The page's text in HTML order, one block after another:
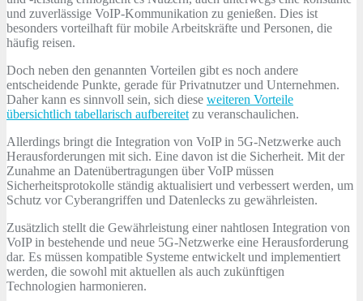
und zuverlässige VoIP-Kommunikation zu genießen. Dies ist
besonders vorteilhaft für mobile Arbeitskräfte und Personen, die
häufig reisen.
Doch neben den genannten Vorteilen gibt es noch andere
entscheidende Punkte, gerade für Privatnutzer und Unternehmen.
Daher kann es sinnvoll sein, sich diese weiteren Vorteile
übersichtlich tabellarisch aufbereitetzu veranschaulichen.
Allerdings bringt die Integration von VoIP in 5G-Netzwerke auch
Herausforderungen mit sich. Eine davon ist die Sicherheit. Mit der
Zunahme an Datenübertragungen über VoIP müssen
Sicherheitsprotokolle ständig aktualisiert und verbessert werden, um
Schutz vor Cyberangriffen und Datenlecks zu gewährleisten.
Zusätzlich stellt die Gewährleistung einer nahtlosen Integration von
VoIP in bestehende und neue 5G-Netzwerke eine Herausforderung
dar. Es müssen kompatible Systeme entwickelt und implementiert
werden, die sowohl mit aktuellen als auch zukünftigen
Technologien harmonieren.